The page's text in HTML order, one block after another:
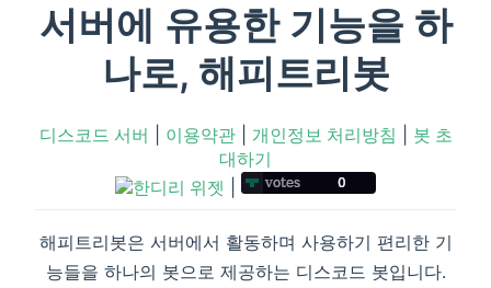
서버에 유용한 기능을 하
나로, 해피트리봇
디스코드 서버 이용약관| 개인정보 처리방침
봇 초
대하기
해피트리봇은 서버에서 활동하며 사용하기 편리한 기
능들을 하나의 봇으로 제공하는 디스코드 봇입니다.